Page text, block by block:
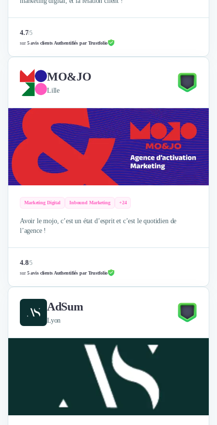
4.7/5
sur5 avis clients Authentifiés par Trustfolio
MO&JO
Lille
Marketing Digital Inbound Marketing +24
Avoir le mojo, c’est un état d’esprit et c’est le quotidien de
l’agence !
4.8/5
sur5 avis clients Authentifiés par Trustfolio
AdSum
Lyon